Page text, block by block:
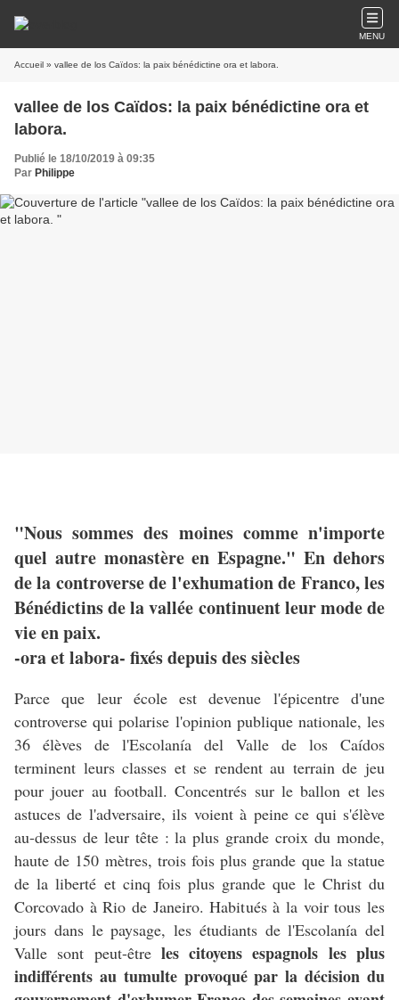
MENU
Accueil » vallee de los Caïdos: la paix bénédictine ora et labora.
vallee de los Caïdos: la paix bénédictine ora et
labora.
Publié le 18/10/2019 à 09:35
Par Philippe
"Nous sommes des moines comme n'importe
quel autre monastère en Espagne." En dehors
de la controverse de l'exhumation de Franco, les
Bénédictins de la vallée continuent leur mode de
vie en paix.
-ora et labora- fixés depuis des siècles
Parce que leur école est devenue l'épicentre d'une
controverse qui polarise l'opinion publique nationale, les
36 élèves de l'Escolanía del Valle de los Caídos
terminent leurs classes et se rendent au terrain de jeu
pour jouer au football. Concentrés sur le ballon et les
astuces de l'adversaire, ils voient à peine ce qui s'élève
au-dessus de leur tête : la plus grande croix du monde,
haute de 150 mètres, trois fois plus grande que la statue
de la liberté et cinq fois plus grande que le Christ du
Corcovado à Rio de Janeiro. Habitués à la voir tous les
jours dans le paysage, les étudiants de l'Escolanía del
Valle sont peut-être les citoyens espagnols les plus
indifférents au tumulte provoqué par la décision du